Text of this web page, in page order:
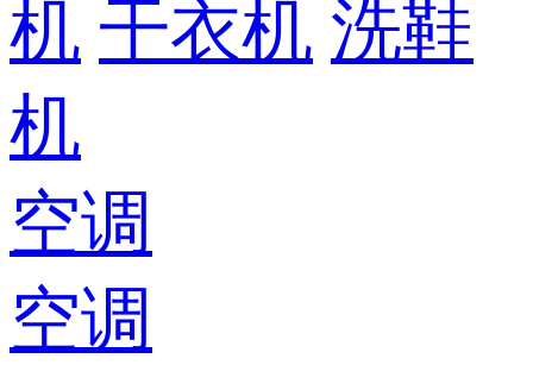
机 干衣机 洗鞋
机
空调
空调